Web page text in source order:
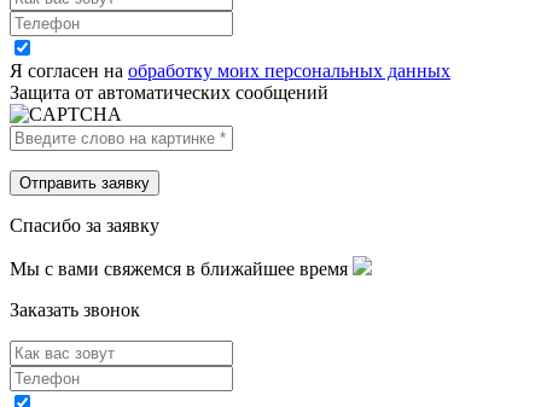
Я согласен на обработку моих персональных данных
Защита от автоматических сообщений
Спасибо за заявку
Мы с вами свяжемся в ближайшее время
Заказать звонок